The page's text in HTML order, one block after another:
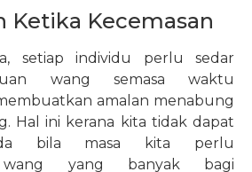
Ketika Kecemasan
setiap individu perlu sedar
wang semasa waktu
amalan menabung
Hal ini kerana kita tidak dapat
bila masa kita perlu
wang yang banyak bagi